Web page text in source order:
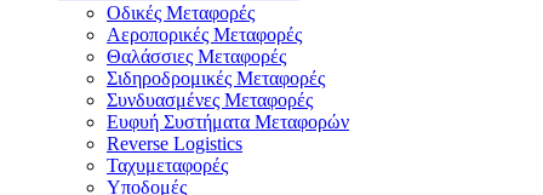
Οδικές Μεταφορές
Αεροπορικές Μεταφορές
Θαλάσσιες Μεταφορές
Σιδηροδρομικές Μεταφορές
Συνδυασμένες Μεταφορές
Ευφυή Συστήματα Μεταφορών
Reverse Logistics
Ταχυμεταφορές
Υποδομές